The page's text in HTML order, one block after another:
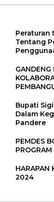
Peraturan
Tentang
GANDENG
Bupati
Dalam
Pandere
PEMDES
HARAPAN
2024